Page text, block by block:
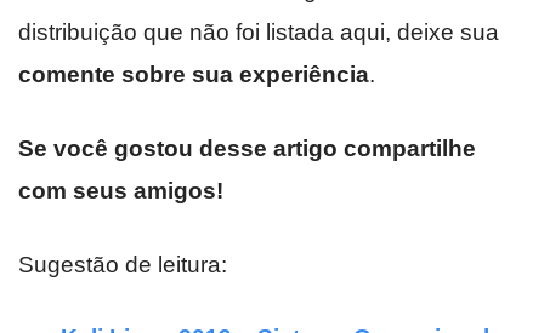
distribuição que não foi listada aqui, deixe sua
comente sobre sua experiência.
Se você gostou desse artigo compartilhe
com seus amigos!
Sugestão de leitura: